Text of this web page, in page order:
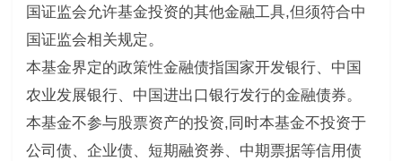
国证监会允许基金投资的其他金融工具,但须符合中
国证监会相关规定。
本基金界定的政策性金融债指国家开发银行、中国
农业发展银行、中国进出口银行发行的金融债券。
本基金不参与股票资产的投资,同时本基金不投资于
公司债、企业债、短期融资券、中期票据等信用债